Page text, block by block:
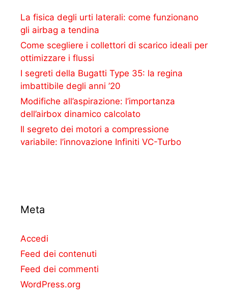
La fisica degli urti laterali: come funzionano
gli airbag a tendina
Come scegliere i collettori di scarico ideali per
ottimizzare i flussi
I segreti della Bugatti Type 35: la regina
imbattibile degli anni ’20
Modifiche all’aspirazione: l’importanza
dell’airbox dinamico calcolato
Il segreto dei motori a compressione
variabile: l’innovazione Infiniti VC-Turbo
Meta
Accedi
Feed dei contenuti
Feed dei commenti
WordPress.org